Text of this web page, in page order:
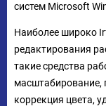
систем Microsoft
Наиболее широко
редактирования
такие средства
масштабирование,
коррекция цвета,